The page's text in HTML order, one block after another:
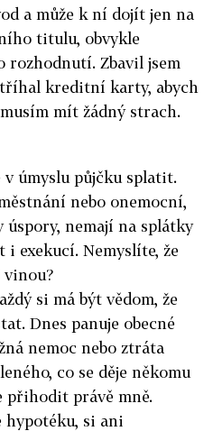
a může k ní dojít jen na
titulu, obvykle
rozhodnutí. Zbavil jsem
kreditní karty, abych
mít žádný strach.
úmyslu půjčku splatit.
nebo onemocní,
úspory, nemají na splátky
exekucí. Nemyslíte, že
si má být vědom, že
Dnes panuje obecné
nemoc nebo ztráta
co se děje někomu
přihodit právě mně.
hypotéku, si ani